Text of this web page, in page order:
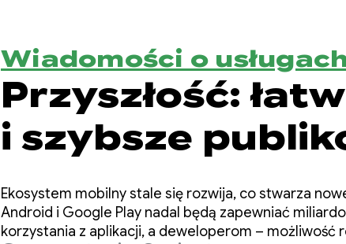
Wiadomości o
Przyszłość:
i szybsze
Ekosystem mobilny stale się rozwija, co stwarza
Android i Google Play nadal będą zapewniać
korzystania z aplikacji, a deweloperom – możliwość